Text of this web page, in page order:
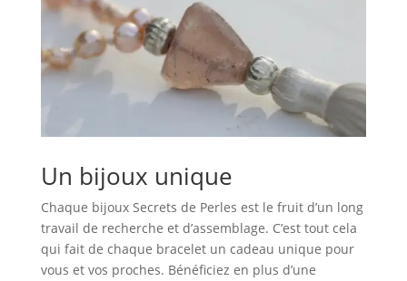
Un bijoux unique
Chaque bijoux Secrets de Perles est le fruit d’un long
travail de recherche et d’assemblage. C’est tout cela
qui fait de chaque bracelet un cadeau unique pour
vous et vos proches. Bénéficiez en plus d’une